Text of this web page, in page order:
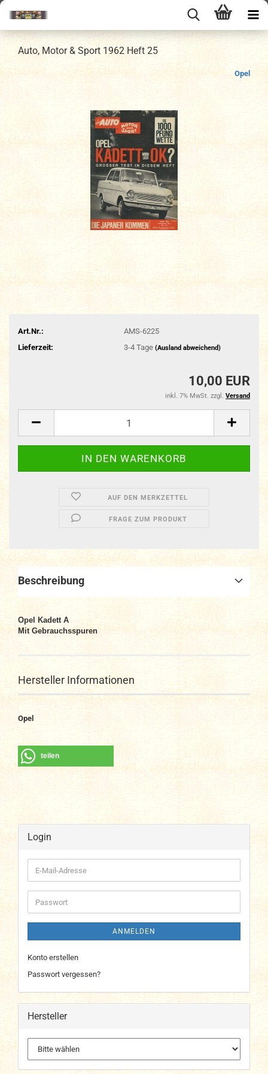
Auto, Motor & Sport 1962 Heft 25
Opel
Art.Nr.:
AMS-6225
Lieferzeit:
3-4 Tage (Ausland abweichend)
10,00 EUR
inkl. 7% MwSt. zzgl. Versand
AUF DEN MERKZETTEL
FRAGE ZUM PRODUKT
Beschreibung
Opel Kadett A
Mit Gebrauchsspuren
Hersteller Informationen
Opel
teilen
Login
E-
Mail-
Adresse
Passwort
ANMELDEN
Konto erstellen
Passwort vergessen?
Hersteller